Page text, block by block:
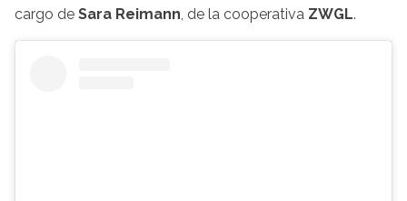
cargo de Sara Reimann, de la cooperativa ZWGL.